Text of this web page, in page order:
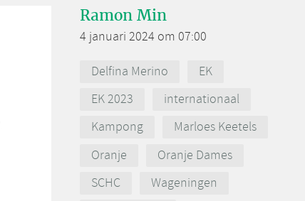
Ramon Min
4 januari 2024 om 07:00
Delfina Merino
EK
EK 2023
internationaal
Kampong
Marloes Keetels
Oranje
Oranje Dames
SCHC
Wageningen